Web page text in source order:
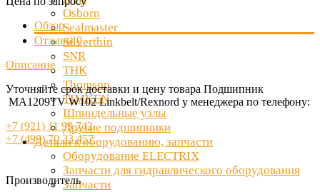
Osborn
Sealmaster
Silverthin
SNR
THK
Thomson
TIMKEN
Шпиндельные узлы
Другие подшипники
Детали к оборудованию, запчасти
Оборудование ELECTRIX
Запчасти для гидравлического оборудования
Запчасти
Обзор
Отзывы0
Описание
Уточняйте срок доставки и цену товара Подшипник
MA1209TV W102 Linkbelt/Rexnord у менеджера по телефону:
+7 (921) 11 99 742
+7 (499) 70 33 457
Производитель